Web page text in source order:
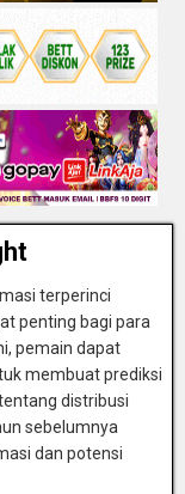
terperinci
penting bagi para
pemain dapat
membuat prediksi
distribusi
sebelumnya
dan potensi